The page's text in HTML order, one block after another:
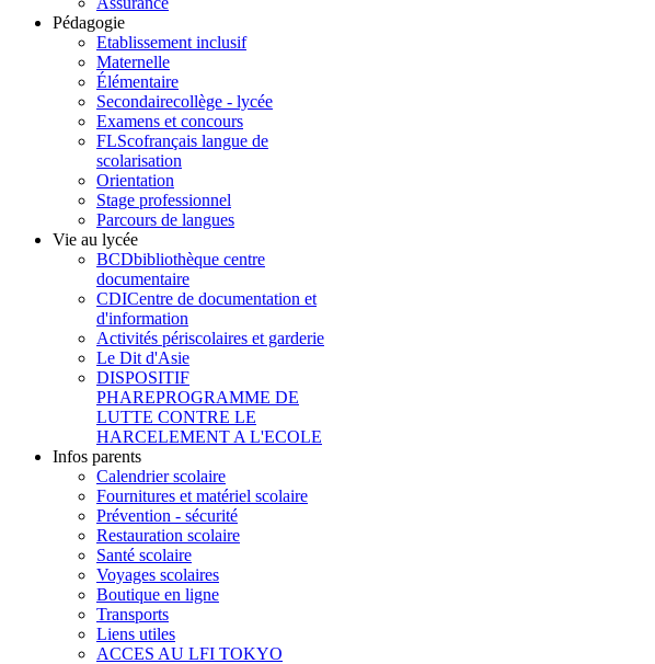
Pédagogie
Etablissement inclusif
Maternelle
Élémentaire
Secondairecollège - lycée
Examens et concours
FLScofrançais langue de
scolarisation
Orientation
Stage professionnel
Parcours de langues
Vie au lycée
BCDbibliothèque centre
documentaire
CDICentre de documentation et
d'information
Activités périscolaires et garderie
Le Dit d'Asie
DISPOSITIF
PHAREPROGRAMME DE
LUTTE CONTRE LE
HARCELEMENT A L'ECOLE
Infos parents
Calendrier scolaire
Fournitures et matériel scolaire
Prévention - sécurité
Restauration scolaire
Santé scolaire
Voyages scolaires
Boutique en ligne
Transports
Liens utiles
ACCES AU LFI TOKYO